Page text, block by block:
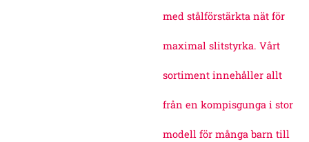
med stålförstärkta nät för
maximal slitstyrka. Vårt
sortiment innehåller allt
från en kompisgunga i stor
modell för många barn till